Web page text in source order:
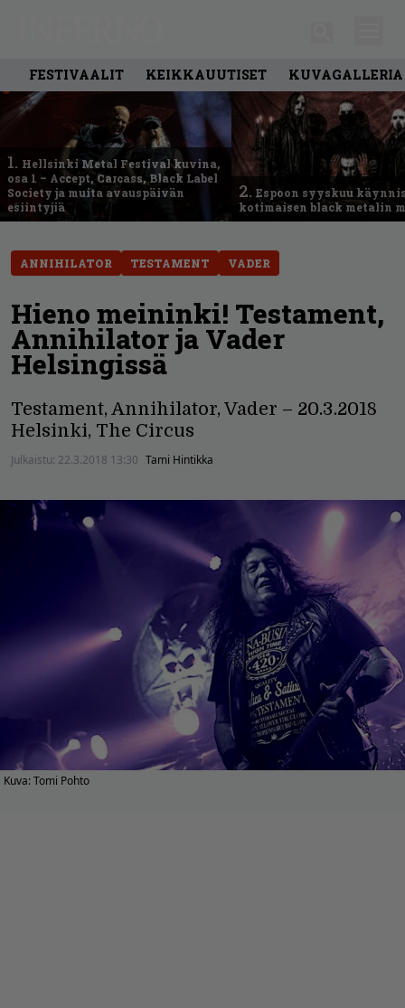
FESTIVAALIT KEIKKAUUTISET KUVAGALLERIA
1. Hellsinki Metal Festival kuvina,
osa 1 – Accept, Carcass, Black Label
Society ja muita avauspäivän
esiintyjiä
2. Espoon syyskuu
kotimaisen black metalin
ANNIHILATOR TESTAMENT VADER
Hieno meininki! Testament,
Annihilator ja Vader
Helsingissä
Testament, Annihilator, Vader – 20.3.2018
Helsinki, The Circus
Julkaistu: 22.3.2018 13:30 Tami Hintikka
Kuva: Tomi Pohto